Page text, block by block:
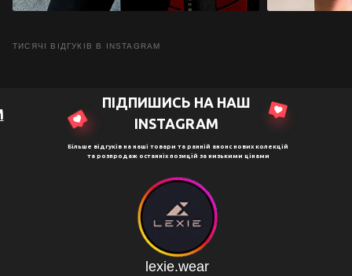
ТИСЯЧІ ВІДГУКІВ В INSTAGRAM
ПІДПИШИСЬ НА НАШ
ІNSTAGRAM
Більше відгуків на наші товари та ранній анонс нових колекцій
та розпродаж останніх позицій за низькими цінами
lexie.wear